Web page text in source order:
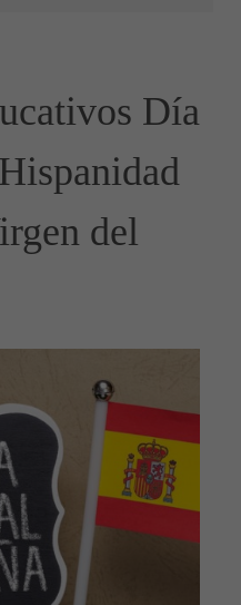
Día
del